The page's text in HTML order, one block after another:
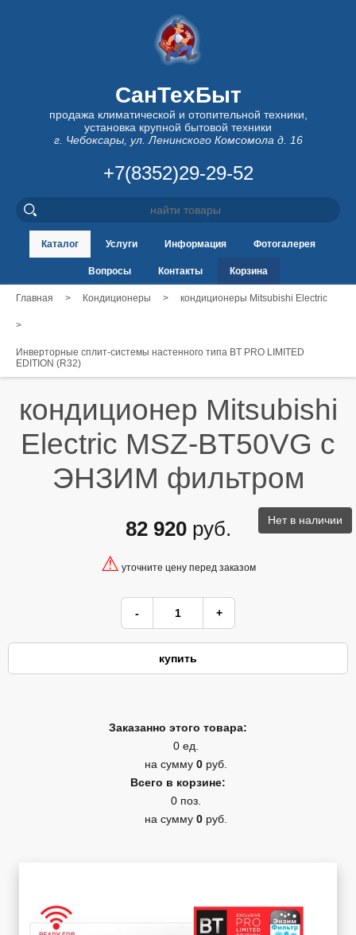
СанТехБыт
продажа климатической и отопительной техники,
установка крупной бытовой техники
г. Чебоксары, ул. Ленинского Комсомола д. 16
+7(8352)29-29-52
Каталог Услуги Информация Фотогалерея
Вопросы Контакты Корзина
Главная > Кондиционеры > кондиционеры Mitsubishi Electric
>
Инверторные сплит-системы настенного типа BT PRO LIMITED
EDITION (R32)
кондиционер Mitsubishi
Electric MSZ-BT50VG с
ЭНЗИМ фильтром
Нет в наличии
82 920руб.
⚠ уточните цену перед заказом
Заказанно этого товара:
0 ед.
на сумму 0 руб.
Всего в корзине:
0 поз.
на сумму 0 руб.